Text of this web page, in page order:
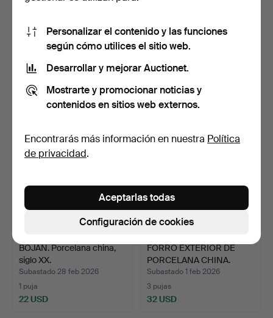
BANDEJA/PLATILLO.
Porcelana, China, probab…
Subastado 2 mar 2026
85 USD
TETERA, modelo más
Subastado 2 mar 2026
106 USD
BOJAN. Porcelana china,
siglo XX.
Subastado 28 feb 2026
1 puja
22 USD
FORRO EXTERIOR DE
PORCELANA CHINA.
Subastado 1 feb 2026
3 pujas
32 USD
Personalizar el contenido y las funciones
según cómo utilices el sitio web.
Desarrollar y mejorar Auctionet.
Mostrarte y promocionar noticias y
contenidos en sitios web externos.
Encontrarás más información en nuestra Política
de privacidad.
Configuración de cookies
Aceptarlas todas